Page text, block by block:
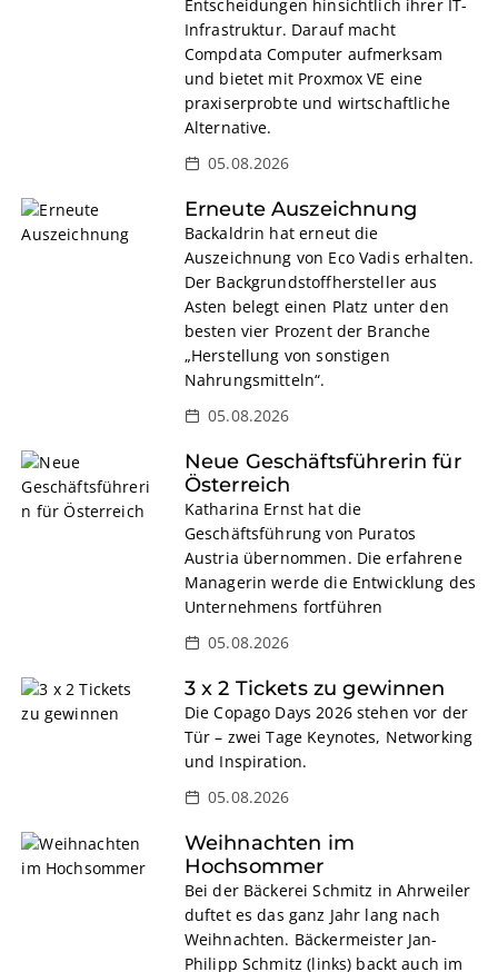
Entscheidungen hinsichtlich ihrer IT-
Infrastruktur. Darauf macht
Compdata Computer aufmerksam
und bietet mit Proxmox VE eine
praxiserprobte und wirtschaftliche
Alternative.
05.08.2026
Erneute Auszeichnung
Backaldrin hat erneut die
Auszeichnung von Eco Vadis erhalten.
Der Backgrundstoffhersteller aus
Asten belegt einen Platz unter den
besten vier Prozent der Branche
„Herstellung von sonstigen
Nahrungsmitteln“.
05.08.2026
Neue Geschäftsführerin für
Österreich
Katharina Ernst hat die
Geschäftsführung von Puratos
Austria übernommen. Die erfahrene
Managerin werde die Entwicklung des
Unternehmens fortführen
05.08.2026
3 x 2 Tickets zu gewinnen
Die Copago Days 2026 stehen vor der
Tür – zwei Tage Keynotes, Networking
und Inspiration.
05.08.2026
Weihnachten im
Hochsommer
Bei der Bäckerei Schmitz in Ahrweiler
duftet es das ganz Jahr lang nach
Weihnachten. Bäckermeister Jan-
Philipp Schmitz (links) backt auch im